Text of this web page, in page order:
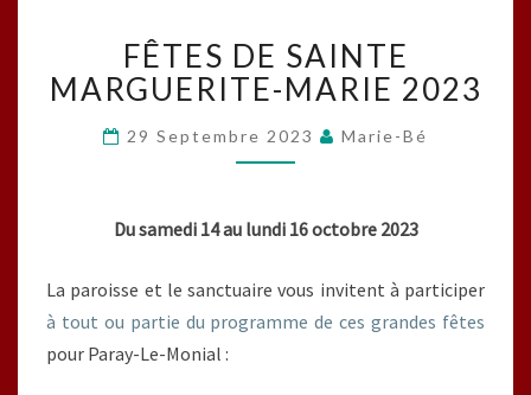
DE
SAINTE
MARGUERITE-
MARIE
2023
FÊTES DE SAINTE
MARGUERITE-MARIE 2023
29 Septembre 2023 Marie-Bé
Du samedi 14 au lundi 16 octobre 2023
La paroisse et le sanctuaire vous invitent à participer
à tout ou partie du programme de ces grandes fêtes
pour Paray-Le-Monial :